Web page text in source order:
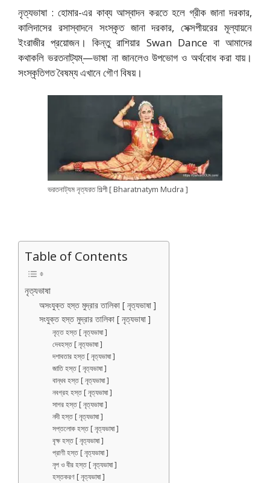
নৃত্যভাষা : হোমার-এর কাব্য আস্বাদন করতে হলে গ্রীক জানা দরকার,
কালিদাসের রসাস্বাদনে সংস্কৃত জানা দরকার, সেক্সপীয়রের মূল্যায়নে
ইংরাজীর প্রয়োজন। কিন্তু রাশিয়ার Swan Dance বা আমাদের
কথাকলি ভরতনাট্যম্—ভাষা না জানলেও উপভোগ ও অর্থবোধ করা যায়।
সংস্কৃতিগত বৈষম্য এখানে গৌণ বিষয়।
ভরতনাট্যম নৃত্যরত শিল্পী [ Bharatnatym Mudra ]
Table of Contents
নৃত্যভাষা
অসংযুক্ত হস্ত মুদ্রার তালিকা [ নৃত্যভাষা ]
সংযুক্ত হস্ত মুদ্রার তালিকা [ নৃত্যভাষা ]
নৃত্ত হস্ত [ নৃত্যভাষা ]
দেবহস্ত [ নৃত্যভাষা ]
দশাবতার হস্ত [ নৃত্যভাষা ]
জাতি হস্ত [ নৃত্যভাষা ]
বান্ধব হস্ত [ নৃত্যভাষা ]
নবগ্রহ হস্ত [ নৃত্যভাষা ]
সাগর হস্ত [ নৃত্যভাষা ]
নদী হস্ত [ নৃত্যভাষা ]
সপ্তলোক হস্ত [ নৃত্যভাষা ]
বৃক্ষ হস্ত [ নৃত্যভাষা ]
প্রাণী হস্ত [ নৃত্যভাষা ]
নৃপ ও বীর হস্ত [ নৃত্যভাষা ]
হস্তকরণ [ নৃত্যভাষা ]